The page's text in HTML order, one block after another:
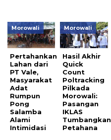
Morowali
Pertahankan
Lahan dari
PT Vale,
Masyarakat
Adat
Rumpun
Pong
Salamba
Alami
Intimidasi
Morowali
Hasil Akhir
Quick
Count
Poltracking
Pilkada
Morowali:
Pasangan
IKLAS
Tumbangkan
Petahana